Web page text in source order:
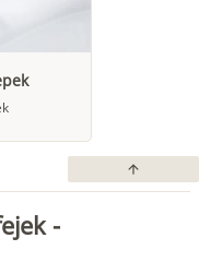
arrow_upward
-